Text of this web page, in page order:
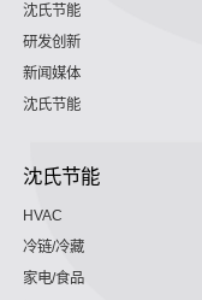
沈氏节能
研发创新
新闻媒体
沈氏节能
沈氏节能
HVAC
冷链/冷藏
家电/食品